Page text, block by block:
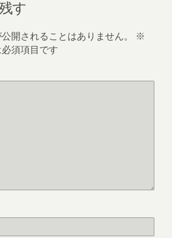
す
開されることはありません。
※
須項目です